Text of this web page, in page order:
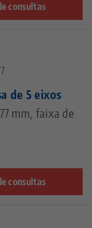
consultas
de 5 eixos
mm, faixa de
consultas